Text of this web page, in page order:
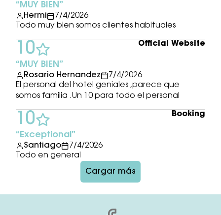
MUY BIEN
Hermi
7/4/2026
Todo muy bien somos clientes habituales
MUY BIEN
Rosario Hernandez
7/4/2026
El personal del hotel geniales ,parece que
somos familia .Un 10 para todo el personal
10 Official Website
Exceptional
Santiago
7/4/2026
Todo en general
10 Booking
Cargar más